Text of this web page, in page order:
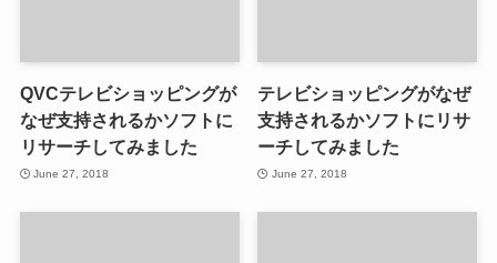
QVCテレビショッピングが
なぜ支持されるかソフトに
リサーチしてみました
June 27, 2018
テレビショッピングがなぜ
支持されるかソフトにリサ
ーチしてみました
June 27, 2018